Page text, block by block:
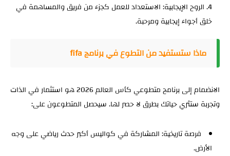
الروح الإيجابية:الاستعداد للعمل كجزء من فريق والمساهمة في
خلق أجواء إيجابية ومرحبة.
ماذا ستستفيد من التطوع في برنامج fifa
الانضمام إلى برنامج متطوعي كأس العالم 2026 هو استثمار في الذات
وتجربة ستثري حياتك بطرق لا حصر لها. سيحصل المتطوعون على:
فرصة تاريخية:المشاركة في كواليس أكبر حدث رياضي على وجه
الأرض.